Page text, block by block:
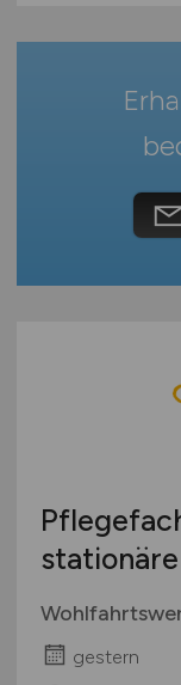
International
gestern